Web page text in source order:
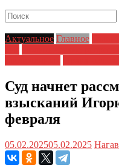
Актуальное Главное
Суд начнет
взысканий
февраля
05.02.202505.02.2025